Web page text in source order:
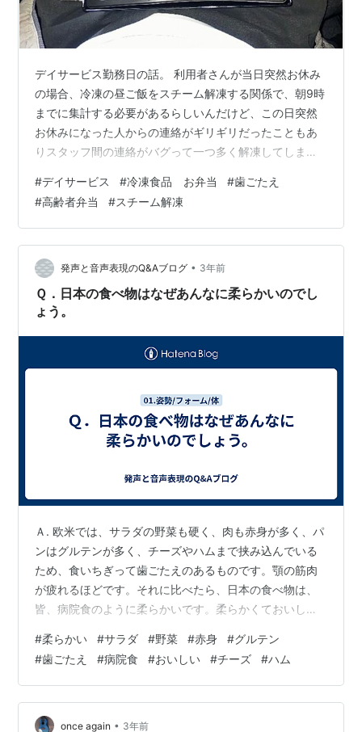
デイサービス勤務日の話。 利用者さんが当日突然お休み
の場合、冷凍の昼ご飯をスチーム解凍する関係で、朝9時
までに集計する必要があるらしいんだけど、この日突然
お休みになった人からの連絡がギリギリだったこともあ
りスタッフ間の連絡がバグって一つ多く解凍してしまっ
ったので買い取ってあげた（上からの物言い）。 おかず
のみで¥470（税込み）…痛いか痛く無いかで言ったら激
痛！今日はいつものコンビニコーヒーはナシ、だな…。
で昼メシタイム。なんか残り物の味噌汁（言い方！）を
恵んでくれたのでありがたく頂戴する。 味噌汁はフツー
にお椀盛りなので「トヨタノアという名…
#デイサービス #冷凍食品 お弁当 #歯ごたえ
#高齢者弁当 #スチーム解凍
発声と音声表現のQ&Aブログ • 3年前
Ｑ．日本の食べ物はなぜあんなに柔らかいのでし
ょう。
Ａ. 欧米では、サラダの野菜も硬く、肉も赤身が多く、パ
ンはグルテンが多く、チーズやハムまで挟み込んでいる
ため、食いちぎって歯ごたえのあるものです。顎の筋肉
が疲れるほどです。それに比べたら、日本の食べ物は、
皆、病院食のように柔らかいです。柔らかくておいしい
うように求めてきたからです。
#柔らかい #サラダ #野菜 #赤身 #グルテン
#歯ごたえ #病院食 #おいしい #チーズ #ハム
once again • 3年前